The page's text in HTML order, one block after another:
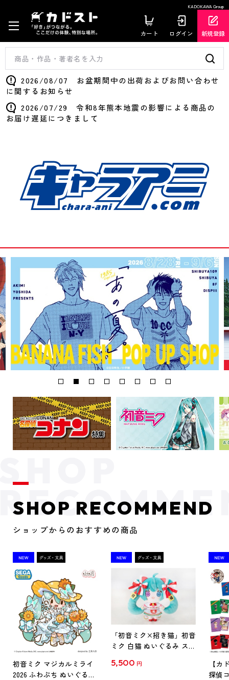
KADOKAWA Group
カート ログイン 新規登録
2026/08/07 お盆期間中の出荷およびお問い合わせ
に関するお知らせ
2026/07/29 令和8年熊本地震の影響による商品の
お届け遅延につきまして
SHOP RECOMMEND
ショップからのおすすめの商品
初音ミク マジカルミライ
2026 ふわぷち ぬいぐるみ
「初音ミク×招き猫」初音
ミク 白猫 ぬいぐるみ スタ
5,500 円
【カ
探偵